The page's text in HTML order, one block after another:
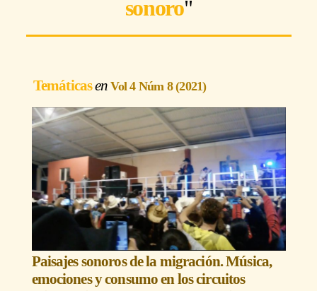
sonoro"
Temáticas Vol 4 Núm 8 (2021)
Paisajes sonoros de la migración. Música,
emociones y consumo en los circuitos